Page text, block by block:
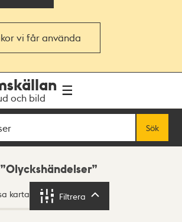
vi får använda
och bild
Sök
Olyckshändelser
karta Filtrera